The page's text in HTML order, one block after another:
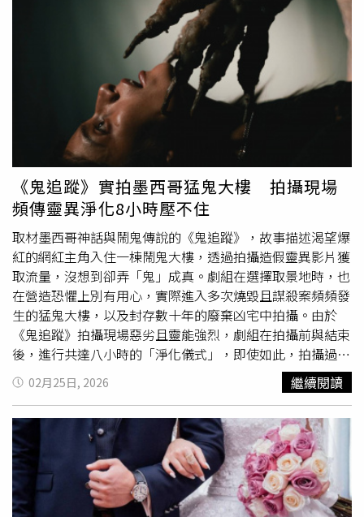
在夜間狂歡」、「姪子在國小校園裡有為數不少被老鼠咬破
的東西，而且還是大安區的明星小學」、「我家在信義區1
樓，老鼠從窗戶掉進來，超扯」。也有人說，「之前會去大
安森林公園散步，看到兩次老鼠，就再也不去了；去永康街
吃晚餐也在永康公園看到好幾次老鼠；在信義路二段，豪宅
前面也看過老鼠在走！我每次都寫信到市府信箱，每次都回
覆說已處理，結果根本沒有改進啊」、「我家十來樓喔，一
樣（有老鼠）」、「這裡萬華區，我家窗戶也被咬了個洞，
現在食物都要額外找鐵罐放或是塞房間跟冰箱，晚上還會聽
到他們在客廳跑跳的聲音，台北人真的要氣死，我家還4樓
耶」、「中山區錦州公園每天都有人在公園吃東西照三餐
吃，吃完了都不會收，難怪老鼠這麼多，檢舉也沒有用」。
患者出現嚴重呼吸困難與低血氧，經呼吸器支持及俯臥治療
仍未改善，血氧指數持續低於危險標準，最終緊急啟用
ECMO搶救。醫師透過胸部電腦斷層影像及臨床判斷，懷疑
為鸚鵡熱衣原體感染，經進一步檢測後證實，且合併細菌與
真菌感染，增加治療難度。就在妻子住院第三天，劉先生也
因類似症狀入院，檢測結果同樣為鸚鵡熱衣原體感染並合併
真菌感染。所幸其病情較輕，經23天治療後順利轉出ICU；
妻子則使用ECMO長達9天，歷經40天治療才脫離重症。醫
院專家指出，鸚鵡熱衣原體廣泛存在於各類禽鳥，包括雞、
鴨、鵝及鴿子等，且多數為無症狀帶原，卻具有高度傳染風
險。病原體可透過糞便或分泌物形成氣溶膠，經呼吸道傳播
給人類，特別是在密閉或通風不良環境中更易感染。專家提
醒，民眾若接觸或飼養禽類，應選擇經檢疫合格來源，並保
持環境通風乾燥，清理排泄物時應使用消毒劑。同時建議佩
戴口罩與手套，作業後確實清潔雙手。若出現高燒、劇烈頭
痛、乾咳等類似流感但更嚴重症狀，應立即就醫，並主動告
知接觸史，以利醫師及早診斷與治療。
《鬼追蹤》實拍墨西哥猛鬼大樓 拍攝現場
頻傳靈異淨化8小時壓不住
取材墨西哥神話與鬧鬼傳說的《鬼追蹤》，故事描述渴望爆
紅的網紅主角入住一棟鬧鬼大樓，透過拍攝造假靈異影片獲
取流量，沒想到卻弄「鬼」成真。劇組在選擇取景地時，也
在營造恐懼上別有用心，實際進入多次燒毀且謀殺案頻頻發
生的猛鬼大樓，以及封存數十年的廢棄凶宅中拍攝。由於
《鬼追蹤》拍攝現場惡劣且靈能強烈，劇組在拍攝前與結束
後，進行共達八小時的「淨化儀式」，即使如此，拍攝過程
仍然靈異事件頻傳，女主角卡拉科羅納多就多次身體不適。
《鬼追蹤》取材墨西哥鬧鬼建築傳說，劇組實際進入猛鬼大
樓與廢棄凶宅拍攝。（圖／采昌提供）《鬼追蹤》拍攝現場
不僅有老舊家具與玩偶，更有動物屍體與巫術獻祭痕跡，甚
至還有一面滿是釘子的詭異牆壁，這些都激發了身兼導演與
編劇的希蜜娜加西亞萊庫納的創作靈感，將毛骨悚然的畫面
與遺留物加入片中。此外，全片也有多場透過第一人稱視角
探索鬧鬼大樓的拍攝手法，都將打造出極致恐懼的沉浸式戲
02月25日, 2026 繼續閱讀